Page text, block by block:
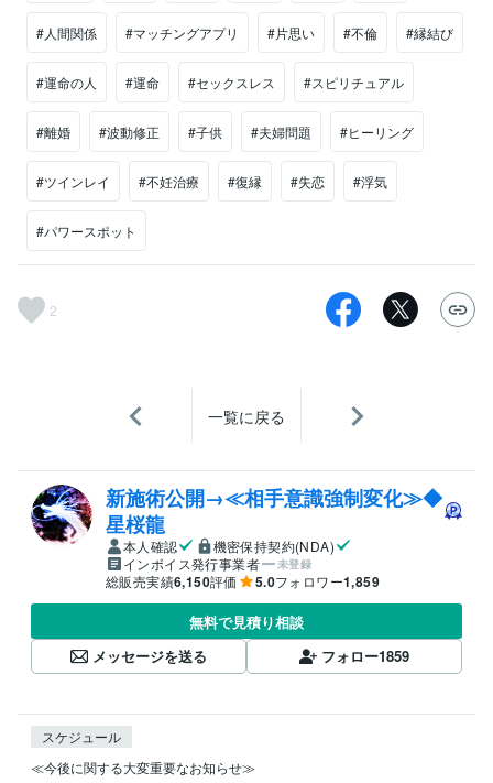
#人間関係 #マッチングアプリ #片思い #不倫 #縁結び
#運命の人 #運命 #セックスレス #スピリチュアル
#離婚 #波動修正 #子供 #夫婦問題 #ヒーリング
#ツインレイ #不妊治療 #復縁 #失恋 #浮気
#パワースポット
2
一覧に戻る
新施術公開→≪相手意識強制変化≫◆
星桜龍
本人確認
機密保持契約(NDA)
インボイス発行事業者
未登録
総販売実績6,150評価 5.0フォロワー1,859
無料で見積り相談
メッセージを送る
フォロー1859
スケジュール
≪今後に関する大変重要なお知らせ≫